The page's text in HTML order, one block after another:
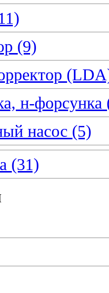
(9)
н-форсунка
насос (5)
(31)